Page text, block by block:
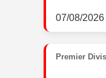
07/08/
Premier